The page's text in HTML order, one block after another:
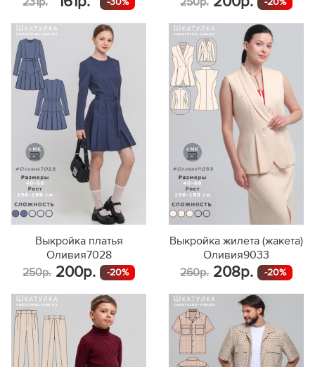
-30% -20%
Выкройка платья
Оливия7028
250р. 200р. -20%
Выкройка жилета (жакета)
Оливия9033
260р. 208р. -20%